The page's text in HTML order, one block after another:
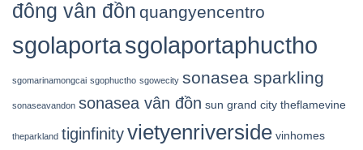
đông vân đồn quangyencentro
sgolaportasgolaportaphuctho
sgomarinamongcai sgophuctho sgowecity sonasea sparkling
sonaseavandon sonasea vân đồn sun grand city theflamevine
theparkland tiginfinityvietyenriverside vinhomes